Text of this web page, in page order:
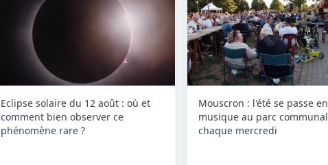
Eclipse solaire du 12 août : où et
comment bien observer ce
phénomène rare ?
Mouscron : l'été se passe en
musique au parc communal
chaque mercredi